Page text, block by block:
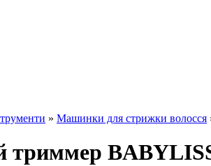
» Машинки для стрижки волосся
триммер